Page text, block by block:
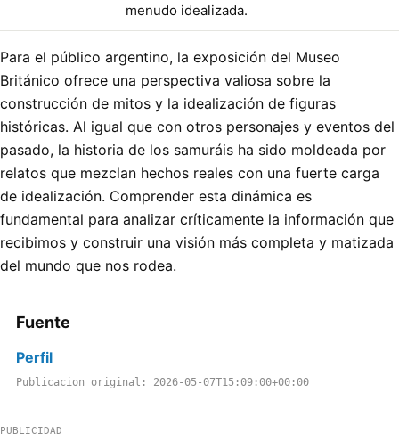
menudo idealizada.
Para el público argentino, la exposición del Museo
Británico ofrece una perspectiva valiosa sobre la
construcción de mitos y la idealización de figuras
históricas. Al igual que con otros personajes y eventos del
pasado, la historia de los samuráis ha sido moldeada por
relatos que mezclan hechos reales con una fuerte carga
de idealización. Comprender esta dinámica es
fundamental para analizar críticamente la información que
recibimos y construir una visión más completa y matizada
del mundo que nos rodea.
Fuente
Perfil
Publicacion original: 2026-05-07T15:09:00+00:00
PUBLICIDAD